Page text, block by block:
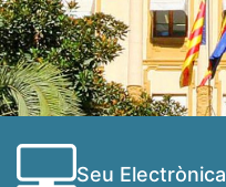
Seu Electrònica